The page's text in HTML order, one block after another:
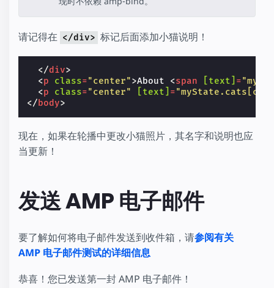
请记得在 </div> 标记后面添加小猫说明！
</div>
<p class="center">About <span [text] =
<p class="center" [text] =
</body>
现在，如果在轮播中更改小猫照片，其名字和说明也应
当更新！
发送 AMP 电子邮件
要了解如何将电子邮件发送到收件箱，请参阅有关
AMP 电子邮件测试的详细信息
恭喜！您已发送第一封 AMP 电子邮件！